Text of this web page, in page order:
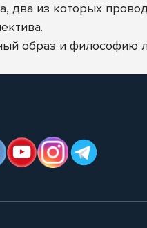
из которых
образ и философию